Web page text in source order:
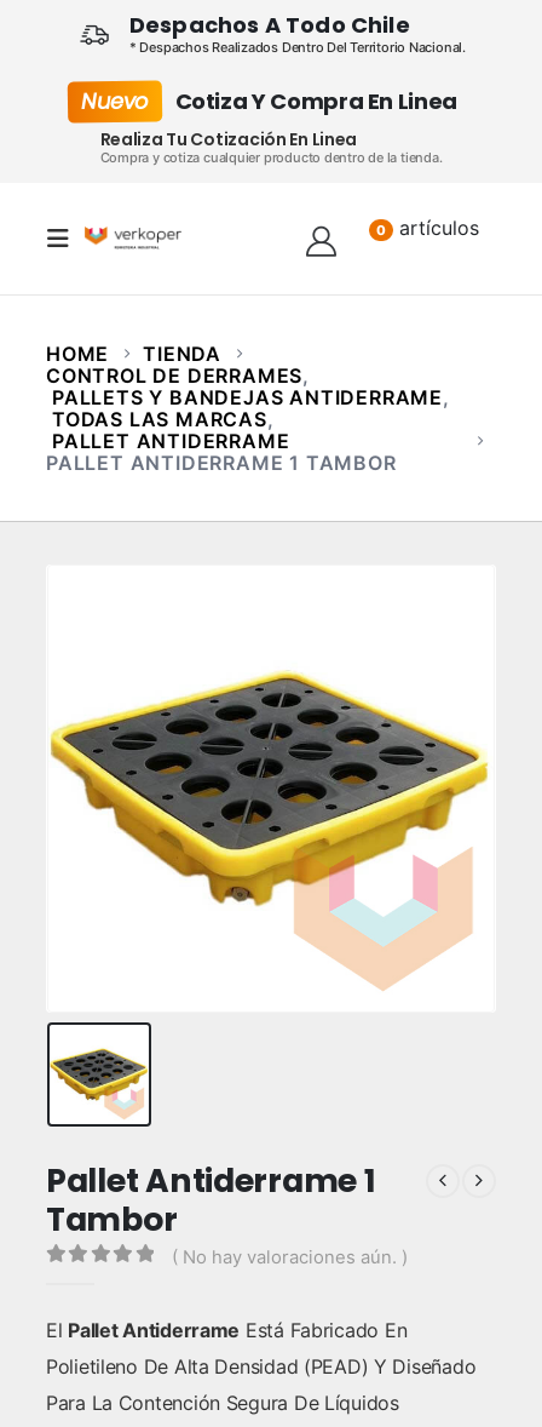
Despachos A Todo Chile
* Despachos Realizados Dentro Del Territorio Nacional.
Nuevo Cotiza Y Compra En Linea
Realiza Tu Cotización En Linea
Compra y cotiza cualquier producto dentro de la tienda.
0 artículos
HOME
TIENDA
CONTROL DE DERRAMES,
PALLETS Y BANDEJAS ANTIDERRAME,
TODAS LAS MARCAS,
PALLET ANTIDERRAME
PALLET ANTIDERRAME 1 TAMBOR
Pallet Antiderrame 1
Tambor
( No hay valoraciones aún. )
El Pallet Antiderrame Está Fabricado En
Polietileno De Alta Densidad (PEAD) Y Diseñado
Para La Contención Segura De Líquidos